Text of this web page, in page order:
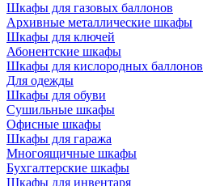
Шкафы для газовых баллонов
Архивные металлические шкафы
Шкафы для ключей
Абонентские шкафы
Шкафы для кислородных баллонов
Для одежды
Шкафы для обуви
Сушильные шкафы
Офисные шкафы
Шкафы для гаража
Многоящичные шкафы
Бухгалтерские шкафы
Шкафы для инвентаря